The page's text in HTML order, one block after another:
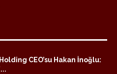
CEO’su Hakan İnoğlu: